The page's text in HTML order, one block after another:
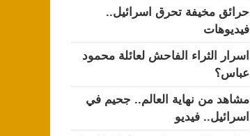
حرائق مخيفة تحرق اسرائيل..
فيديوهات
اسرار الثراء الفاحش لعائلة محمود
عباس؟
مشاهد من نهاية العالم.. جحيم في
اسرائيل.. فيديو